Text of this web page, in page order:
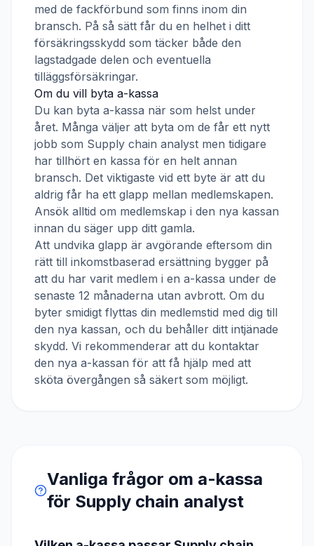
med de fackförbund som finns inom din
bransch. På så sätt får du en helhet i ditt
försäkringsskydd som täcker både den
lagstadgade delen och eventuella
tilläggsförsäkringar.
Om du vill byta a-kassa
Du kan byta a-kassa när som helst under
året. Många väljer att byta om de får ett nytt
jobb som Supply chain analyst men tidigare
har tillhört en kassa för en helt annan
bransch. Det viktigaste vid ett byte är att du
aldrig får ha ett glapp mellan medlemskapen.
Ansök alltid om medlemskap i den nya kassan
innan du säger upp ditt gamla.
Att undvika glapp är avgörande eftersom din
rätt till inkomstbaserad ersättning bygger på
att du har varit medlem i en a-kassa under de
senaste 12 månaderna utan avbrott. Om du
byter smidigt flyttas din medlemstid med dig till
den nya kassan, och du behåller ditt intjänade
skydd. Vi rekommenderar att du kontaktar
den nya a-kassan för att få hjälp med att
sköta övergången så säkert som möjligt.
Vanliga frågor om a-kassa
för Supply chain analyst